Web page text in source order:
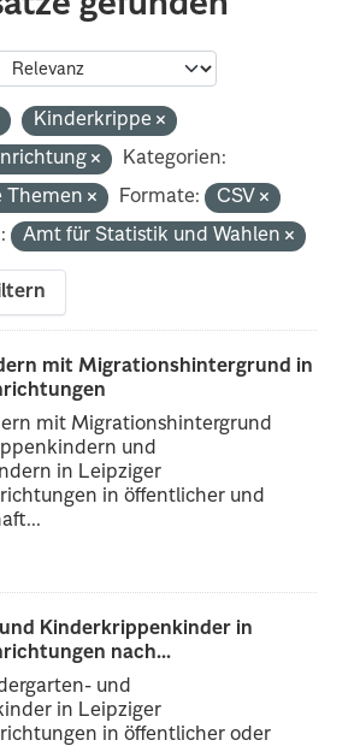
Kinderkrippe
Kategorien:
Themen
Formate:
CSV
Amt für Statistik und Wahlen
mit Migrationshintergrund in
mit Migrationshintergrund
und
in Leipziger
in öffentlicher und
Kinderkrippenkinder in
nach...
und
in Leipziger
in öffentlicher oder